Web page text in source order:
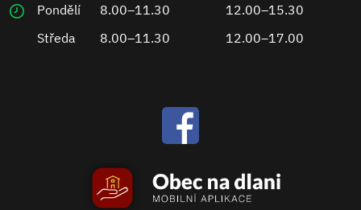
Pondělí 8.00–11.30
12.00–15.30
Středa
8.00–11.30 12.00–17.00